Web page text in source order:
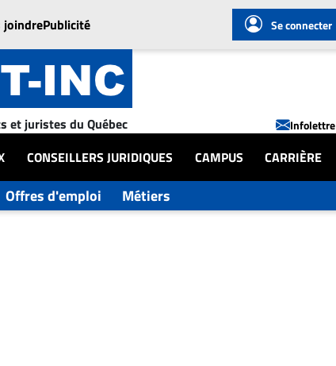
joindrePublicité Se connecter
et juristes du Québec Infolettre
CONSEILLERS JURIDIQUES CAMPUS CARRIÈRE
Offres d'emploi Métiers